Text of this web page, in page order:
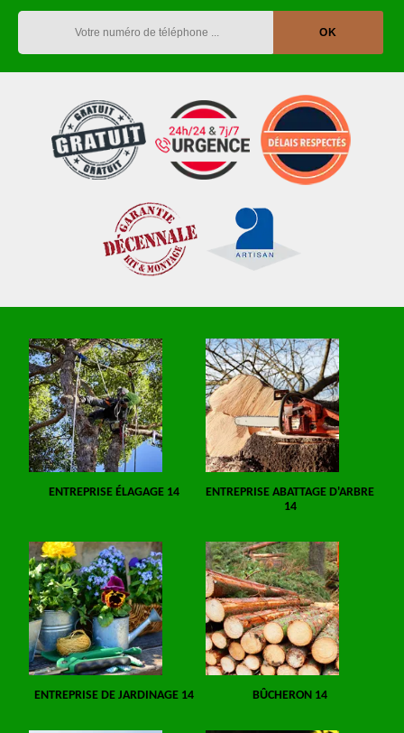
ENTREPRISE ÉLAGAGE 14
ENTREPRISE ABATTAGE D'ARBRE
14
ENTREPRISE DE JARDINAGE 14 BÛCHERON 14